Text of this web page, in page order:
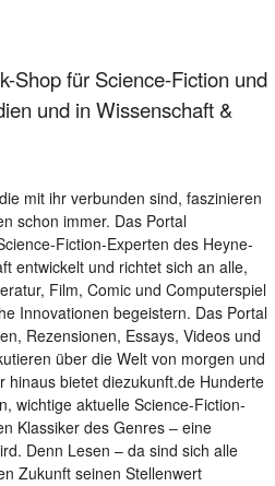
Shop für Science-Fiction und
und in Wissenschaft &
mit ihr verbunden sind, faszinieren
schon immer. Das Portal
Fiction-Experten des Heyne-
entwickelt und richtet sich an alle,
Film, Comic und Computerspiel
Innovationen begeistern. Das Portal
Rezensionen, Essays, Videos und
über die Welt von morgen und
hinaus bietet diezukunft.de Hunderte
wichtige aktuelle Science-Fiction-
Klassiker des Genres – eine
Denn Lesen – da sind sich alle
Zukunft seinen Stellenwert